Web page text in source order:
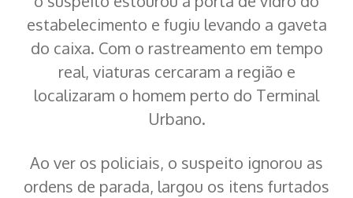
estabelecimento e fugiu levando a gaveta
do caixa. Com o rastreamento em tempo
real, viaturas cercaram a região e
localizaram o homem perto do Terminal
Urbano.
Ao ver os policiais, o suspeito ignorou as
ordens de parada, largou os itens furtados